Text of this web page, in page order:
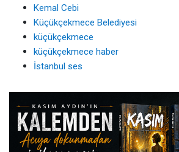
Kemal Cebi
Küçükçekmece Belediyesi
küçükçekmece
küçükçekmece haber
İstanbul ses